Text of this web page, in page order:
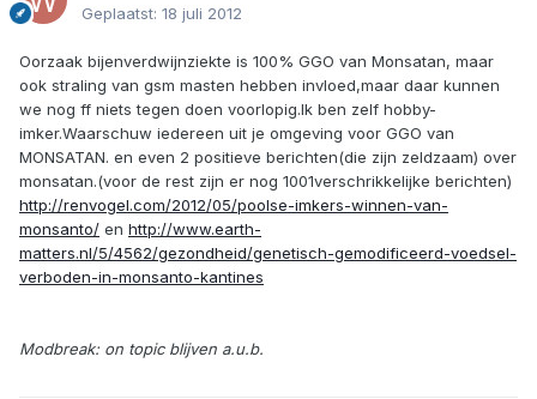
Geplaatst: 18 juli 2012
Oorzaak bijenverdwijnziekte is 100% GGO van Monsatan, maar
ook straling van gsm masten hebben invloed,maar daar kunnen
we nog ff niets tegen doen voorlopig.Ik ben zelf hobby-
imker.Waarschuw iedereen uit je omgeving voor GGO van
MONSATAN. en even 2 positieve berichten(die zijn zeldzaam) over
monsatan.(voor de rest zijn er nog 1001verschrikkelijke berichten)
http://renvogel.com/2012/05/poolse-imkers-winnen-van-
monsanto/ en http://www.earth-
matters.nl/5/4562/gezondheid/genetisch-gemodificeerd-voedsel-
verboden-in-monsanto-kantines
Modbreak: on topic blijven a.u.b.